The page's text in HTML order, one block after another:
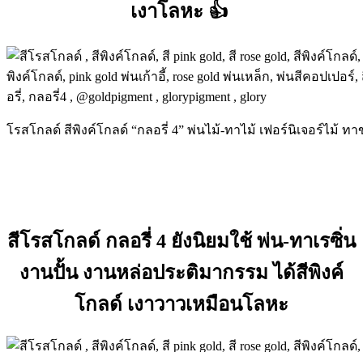
เงาโลหะ 👍
โรสโกลด์ สีพิงค์โกลด์ “กลอรี่ 4” พ่นไม้-ทาไม้ เฟอร์นิเจอร์ไม้ ทา
สีโรสโกลด์ กลอรี่ 4 ยังนิยมใช้ พ่น-ทาเรซิ่น
งานปั้น งานหล่อประติมากรรม ได้สีพิงค์
โกลด์ เงาวาวเหมือนโลหะ